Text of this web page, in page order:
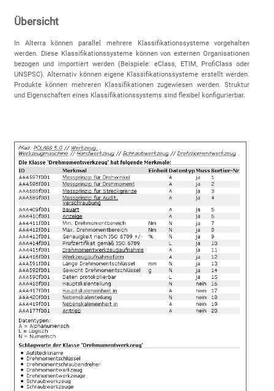
Übersicht
In Alterra können parallel mehrere Klassifikationssysteme vorgehalten
werden. Diese Klassifikationssysteme können von externen Organisationen
bezogen und importiert werden (Beispiele: eClass, ETIM, ProfiClass oder
UNSPSC). Alternativ können eigene Klassifikationssysteme erstellt werden.
Produkte können mehreren Klassifikationen zugewiesen werden. Struktur
und Eigenschaften eines Klassifikationssystems sind flexibel konfigurierbar.